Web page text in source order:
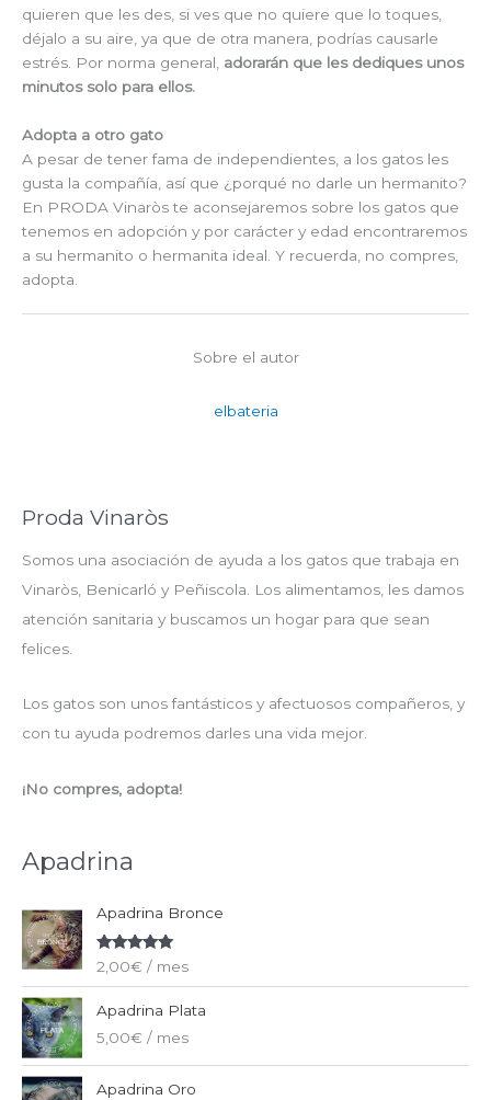
quieren que les des, si ves que no quiere que lo toques,
déjalo a su aire, ya que de otra manera, podrías causarle
estrés. Por norma general, adorarán que les dediques unos
minutos solo para ellos.
Adopta a otro gato
A pesar de tener fama de independientes, a los gatos les
gusta la compañía, así que ¿porqué no darle un hermanito?
En PRODA Vinaròs te aconsejaremos sobre los gatos que
tenemos en adopción y por carácter y edad encontraremos
a su hermanito o hermanita ideal. Y recuerda, no compres,
adopta.
Sobre el autor
elbateria
Proda Vinaròs
Somos una asociación de ayuda a los gatos que trabaja en
Vinaròs, Benicarló y Peñiscola. Los alimentamos, les damos
atención sanitaria y buscamos un hogar para que sean
felices.
Los gatos son unos fantásticos y afectuosos compañeros, y
con tu ayuda podremos darles una vida mejor.
¡No compres, adopta!
Apadrina
Apadrina Bronce
Valorado
con
5.00
5
2,00€ / mes
Apadrina Plata
5,00€ / mes
Apadrina Oro